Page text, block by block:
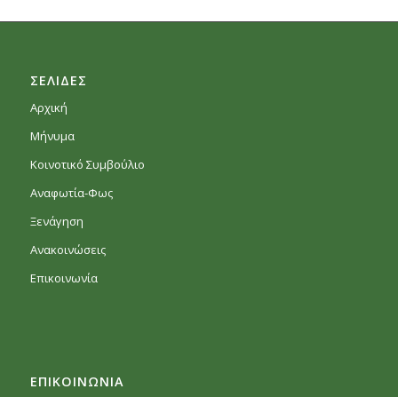
ΣΕΛΙΔΕΣ
Αρχική
Μήνυμα
Κοινοτικό Συμβούλιο
Αναφωτία-Φως
Ξενάγηση
Ανακοινώσεις
Επικοινωνία
ΕΠΙΚΟΙΝΩΝΙΑ